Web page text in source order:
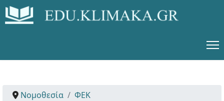
Νομοθεσία
ΦΕΚ